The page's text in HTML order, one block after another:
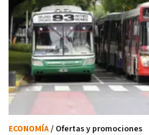
ECONOMÍA/ Ofertas y promociones